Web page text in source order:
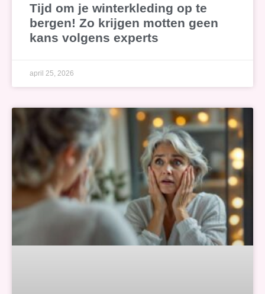
Tijd om je winterkleding op te
bergen! Zo krijgen motten geen
kans volgens experts
april 25, 2026